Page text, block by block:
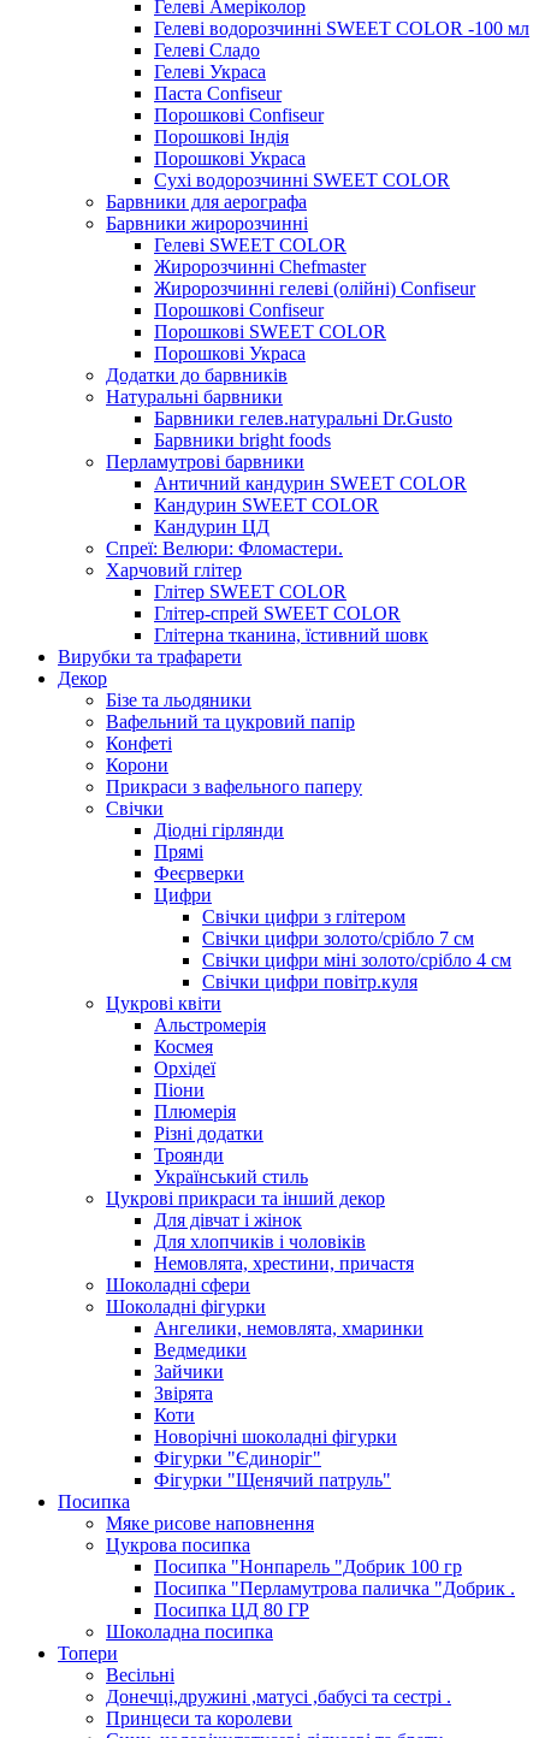
Гелеві Амеріколор
Гелеві водорозчинні SWEET COLOR -100 мл
Гелеві Сладо
Гелеві Украса
Паста Confiseur
Порошкові Confiseur
Порошкові Індія
Порошкові Украса
Сухі водорозчинні SWEET COLOR
Барвники для аерографа
Барвники жиророзчинні
Гелеві SWEET COLOR
Жиророзчинні Chefmaster
Жиророзчинні гелеві (олійні) Confiseur
Порошкові Confiseur
Порошкові SWEET COLOR
Порошкові Украса
Додатки до барвників
Натуральні барвники
Барвники гелев.натуральні Dr.Gusto
Барвники bright foods
Перламутрові барвники
Античний кандурин SWEET COLOR
Кандурин SWEET COLOR
Кандурин ЦД
Спреї: Велюри: Фломастери.
Харчовий глітер
Глітер SWEET COLOR
Глітер-спрей SWEET COLOR
Глітерна тканина, їстивний шовк
Вирубки та трафарети
Декор
Бізе та льодяники
Вафельний та цукровий папір
Конфеті
Корони
Прикраси з вафельного паперу
Свічки
Діодні гірлянди
Прямі
Феєрверки
Цифри
Свічки цифри з глітером
Свічки цифри золото/срібло 7 см
Свічки цифри міні золото/срібло 4 см
Свічки цифри повітр.куля
Цукрові квіти
Альстромерія
Космея
Орхідеї
Піони
Плюмерія
Різні додатки
Троянди
Український стиль
Цукрові прикраси та інший декор
Для дівчат і жінок
Для хлопчиків і чоловіків
Немовлята, хрестини, причастя
Шоколадні сфери
Шоколадні фігурки
Ангелики, немовлята, хмаринки
Ведмедики
Зайчики
Звірята
Коти
Новорічні шоколадні фігурки
Фігурки "Єдиноріг"
Фігурки "Щенячий патруль"
Посипка
Мяке рисове наповнення
Цукрова посипка
Посипка "Нонпарель "Добрик 100 гр
Посипка "Перламутрова паличка "Добрик .
Посипка ЦД 80 ГР
Шоколадна посипка
Топери
Весільні
Донечці,дружині ,матусі ,бабусі та сестрі .
Принцеси та королеви